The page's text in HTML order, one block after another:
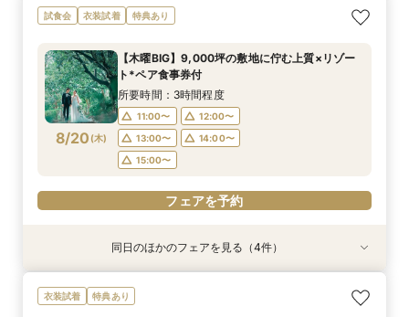
8/19(水)
【憧れドレス体験付き】ドレス試着体験＆衣裳1
着プレゼント
11:00〜
12:00〜
14:00〜
15:00〜
フェアを予約
8/19(水)
【家族での挙式＆会食なら】67万円のお得すぎ
プラン紹介フェア
11:00〜
12:00〜
13:00〜
14:00〜
15:00〜
フェアを予約
8/19(水)
【ペットと一緒の結婚式】大切な家族と過ごす
ペット婚相談会
11:00〜
13:00〜
15:00〜
フェアを予約
8/19(水)
マイナビ限定BIG【大阪で人気*2会場同時見学
フェア】新作ドレス試着×130万特典
11:00〜
12:00〜
13:30〜
14:00〜
15:00〜
フェアを予約
8/19(水)
【短時間でもOK】ふたりの不安をプロが解消！
会場見学×見積相談
11:00〜
12:00〜
13:00〜
14:00〜
15:00〜
フェアを予約
試食会 衣装試着 特典あり
8/20 (木)
【木曜BIG】9,000坪の敷地に佇む上質×リゾー
ト*ペア食事券付
所要時間：3時間程度
11:00〜
12:00〜
13:00〜
14:00〜
15:00〜
フェアを予約
衣装試着 特典あり
【家族での挙式＆会食なら】67万円のお得すぎ
プラン紹介フェア
特典あり
【ペットと一緒の結婚式】大切な家族と過ごす
ペット婚相談会
衣装試着 特典あり
マイナビ限定BIG【大阪で人気*2会場同時見学
フェア】新作ドレス試着×130万特典
【短時間でもOK】ふたりの不安をプロが解消！
会場見学×見積相談
同日のほかのフェアを見る（4件）
衣装試着 特典あり